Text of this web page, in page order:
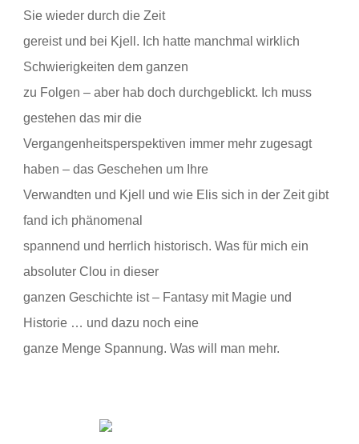
Sie wieder durch die Zeit
gereist und bei Kjell. Ich hatte manchmal wirklich
Schwierigkeiten dem ganzen
zu Folgen – aber hab doch durchgeblickt. Ich muss
gestehen das mir die
Vergangenheitsperspektiven immer mehr zugesagt
haben – das Geschehen um Ihre
Verwandten und Kjell und wie Elis sich in der Zeit gibt
fand ich phänomenal
spannend und herrlich historisch. Was für mich ein
absoluter Clou in dieser
ganzen Geschichte ist – Fantasy mit Magie und
Historie … und dazu noch eine
ganze Menge Spannung. Was will man mehr.